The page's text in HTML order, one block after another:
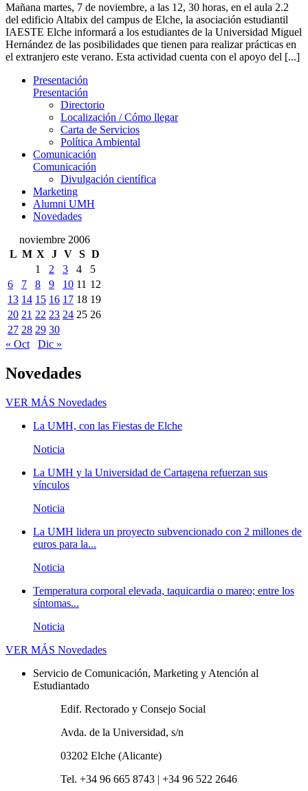
Mañana martes, 7 de noviembre, a las 12, 30 horas, en el aula 2.2
del edificio Altabix del campus de Elche, la asociación estudiantil
IAESTE Elche informará a los estudiantes de la Universidad Miguel
Hernández de las posibilidades que tienen para realizar prácticas en
el extranjero este verano. Esta actividad cuenta con el apoyo del [...]
Presentación
Presentación
Directorio
Localización / Cómo llegar
Carta de Servicios
Política Ambiental
Comunicación
Comunicación
Divulgación científica
Marketing
Alumni UMH
Novedades
noviembre 2006
L M X J V S D
1
2 3 4
5
6
7 8 9 10 11 12
13 14 15 16 17 18 19
20 21 22 23 24 25 26
27 28 29 30
« Oct
Dic »
Novedades
VER MÁS Novedades
La UMH, con las Fiestas de Elche
Noticia
La UMH y la Universidad de Cartagena refuerzan sus
vínculos
Noticia
La UMH lidera un proyecto subvencionado con 2 millones de
euros para la...
Noticia
Temperatura corporal elevada, taquicardia o mareo; entre los
síntomas...
Noticia
VER MÁS Novedades
Servicio de Comunicación, Marketing y Atención al
Estudiantado
Edif. Rectorado y Consejo Social
Avda. de la Universidad, s/n
03202 Elche (Alicante)
Tel. +34 96 665 8743 | +34 96 522 2646